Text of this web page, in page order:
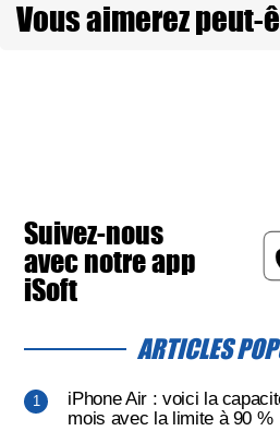
Vous aimerez peut-
Suivez-nous
avec notre app
iSoft
ARTICLES
iPhone Air : voici la
mois avec la limite à 90 %